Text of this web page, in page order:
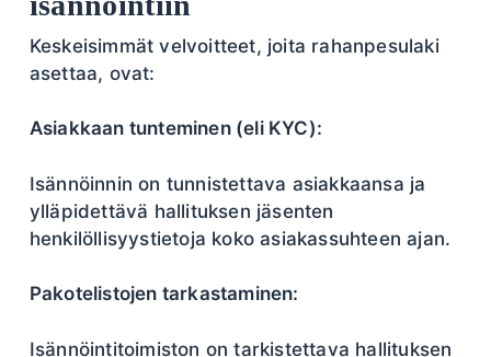
Keskeisimmät velvoitteet, joita rahanpesulaki
asettaa, ovat:
Asiakkaan tunteminen (eli KYC):
Isännöinnin on tunnistettava asiakkaansa ja
ylläpidettävä hallituksen jäsenten
henkilöllisyystietoja koko asiakassuhteen ajan.
Pakotelistojen tarkastaminen:
Isännöintitoimiston on tarkistettava hallituksen